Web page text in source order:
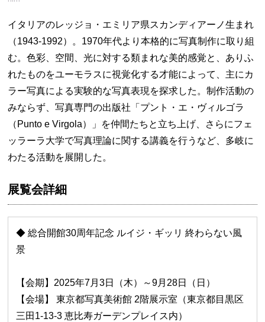
イタリアのレッジョ・エミリア県スカンディアーノ生まれ
（1943-1992）。1970年代より本格的に写真制作に取り組
む。色彩、空間、光に対する類まれな美的感覚と、ありふ
れたものをユーモラスに視覚化する才能によって、主にカ
ラー写真による実験的な写真表現を探求した。制作活動の
みならず、写真専門の出版社「プント・エ・ヴィルゴラ
（Punto e Virgola）」を仲間たちと立ち上げ、さらにフェ
ッラーラ大学で写真理論に関する講義を行うなど、多岐に
わたる活動を展開した。
展覧会詳細
◆ 総合開館30周年記念 ルイジ・ギッリ 終わらない風
景
【会期】2025年7月3日（木）～9月28日（日）
【会場】 東京都写真美術館 2階展示室（東京都目黒区
三田1-13-3 恵比寿ガーデンプレイス内）